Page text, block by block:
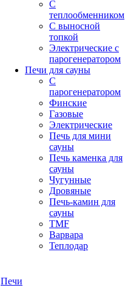
С
теплообменником
С выносной
топкой
Электрические с
парогенератором
Печи для сауны
С
парогенератором
Финские
Газовые
Электрические
Печь для мини
сауны
Печь каменка для
сауны
Чугунные
Дровяные
Печь-камин для
сауны
TMF
Варвара
Теплодар
Печи